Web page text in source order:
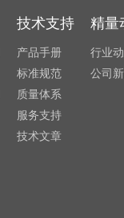
技术支持
产品手册
标准规范
质量体系
服务支持
技术文章
精量
行业
公司